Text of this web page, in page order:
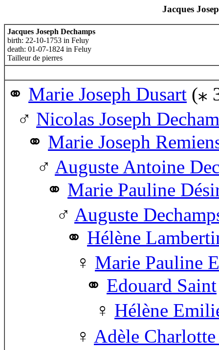
Jacques
Jacques Joseph Dechamps
birth: 22-10-1753 in Feluy
death: 01-07-1824 in Feluy
Tailleur de pierres
Marie Joseph Dusart (⁎
Nicolas Joseph
Marie Joseph
Auguste Antoine
Marie Pauline
Auguste
Hélène
Marie Pauline
Edouard Saint
Hélène
Adèle